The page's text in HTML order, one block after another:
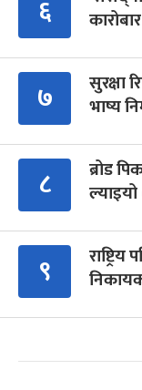
६
७
सुरक्षा
भाष्य
८
ब्रोड
९